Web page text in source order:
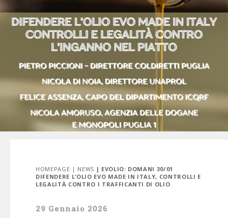
HOMEPAGE | NEWS | EVOLIO: DOMANI 30/01
DIFENDERE L’OLIO EVO MADE IN ITALY, CONTROLLI E
LEGALITÀ CONTRO I TRAFFICANTI DI OLIO
29 Gennaio 2026